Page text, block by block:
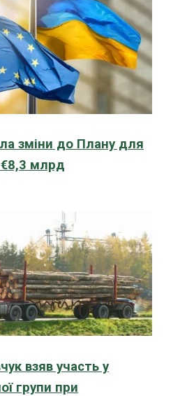
зміни до Плану для
€8,3 млрд
взяв участь у
групи при